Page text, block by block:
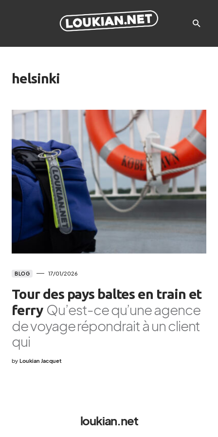
helsinki
BLOG 17/01/2026
Tour des pays baltes en train et
ferry Qu’est-ce qu’une agence
de voyage répondrait à un client
qui
by Loukian Jacquet
loukian.net